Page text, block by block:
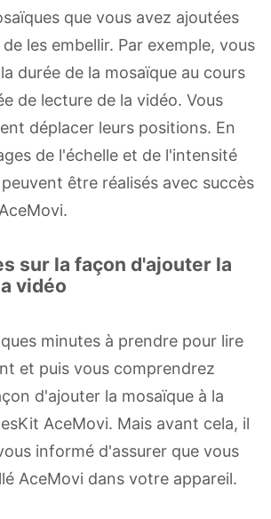
que vous avez ajoutées
les embellir. Par exemple, vous
durée de la mosaïque au cours
de lecture de la vidéo. Vous
déplacer leurs positions. En
de l'échelle et de l'intensité
être réalisés avec succès
sur la façon d'ajouter la
vidéo
minutes à prendre pour lire
et puis vous comprendrez
d'ajouter la mosaïque à la
AceMovi. Mais avant cela, il
informé d'assurer que vous
AceMovi dans votre appareil.